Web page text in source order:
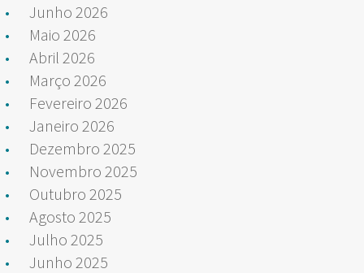
Junho 2026
Maio 2026
Abril 2026
Março 2026
Fevereiro 2026
Janeiro 2026
Dezembro 2025
Novembro 2025
Outubro 2025
Agosto 2025
Julho 2025
Junho 2025